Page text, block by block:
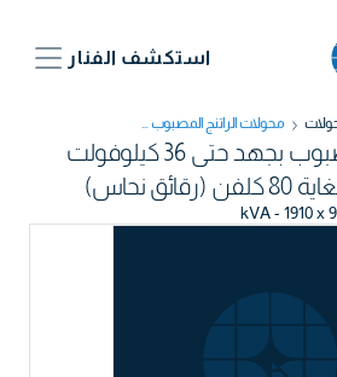
استكشف الفنار
محولات الراتنج المصبوب بجهد حتى 36 كيلوفولت وتحمل درجة حرارة لغاية 80 كلفن (رقائق نحاس)
محولات الراتنج المصبوب بجهد حتى 36 كيلوفولت
نحاس)